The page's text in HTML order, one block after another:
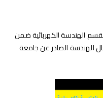
الهندسة الكهربائية ضمن
مجال الهندسة الصادر عن جامعة